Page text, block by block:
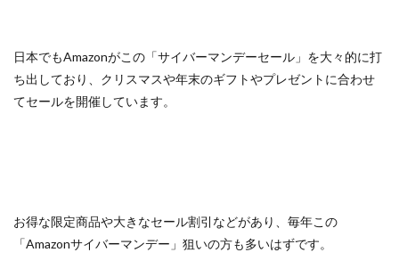
日本でもAmazonがこの「サイバーマンデーセール」を大々的に打
ち出しており、クリスマスや年末のギフトやプレゼントに合わせ
てセールを開催しています。
お得な限定商品や大きなセール割引などがあり、毎年この
「Amazonサイバーマンデー」狙いの方も多いはずです。